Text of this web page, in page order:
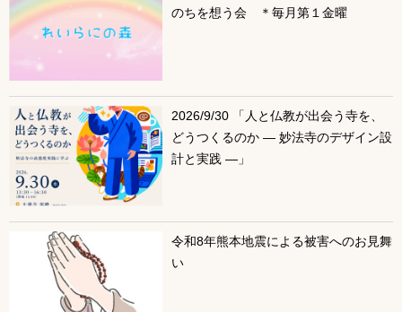
のちを想う会 ＊毎月第１金曜
2026/9/30 「人と仏教が出会う寺を、
どうつくるのか ― 妙法寺のデザイン設
計と実践 ―」
令和8年熊本地震による被害へのお見舞
い